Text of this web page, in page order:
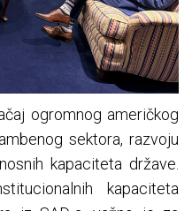
ogromnog američkog
sektora, razvoju
kapaciteta države.
kapaciteta